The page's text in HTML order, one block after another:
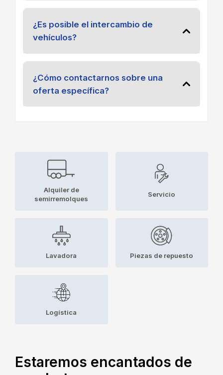
¿Es posible el intercambio de
vehículos?
¿Cómo contactarnos sobre una
oferta específica?
Alquiler de
semirremolques
Servicio
Lavadora Piezas de repuesto
Logística
Estaremos encantados de